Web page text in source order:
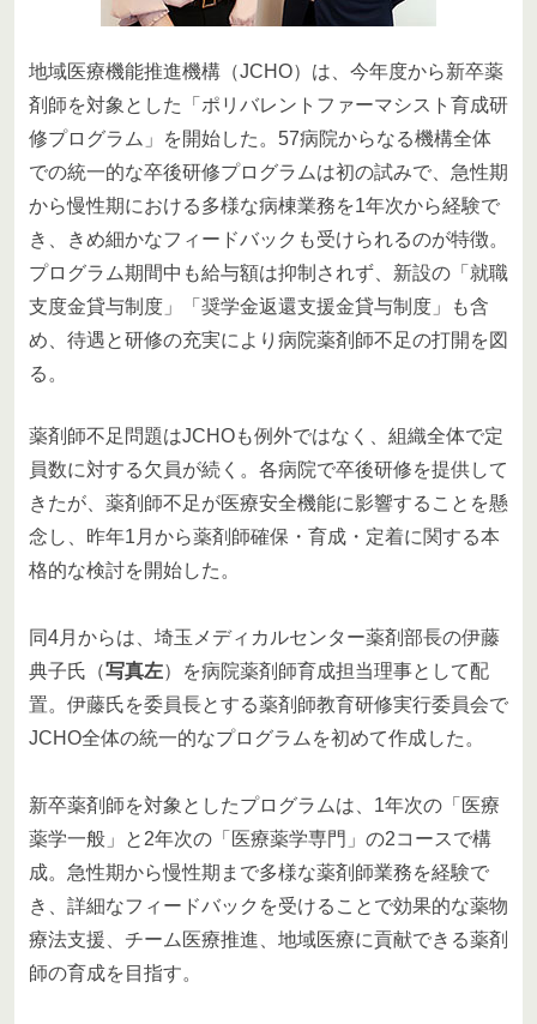
地域医療機能推進機構（JCHO）は、今年度から新卒薬
剤師を対象とした「ポリバレントファーマシスト育成研
修プログラム」を開始した。57病院からなる機構全体
での統一的な卒後研修プログラムは初の試みで、急性期
から慢性期における多様な病棟業務を1年次から経験で
き、きめ細かなフィードバックも受けられるのが特徴。
プログラム期間中も給与額は抑制されず、新設の「就職
支度金貸与制度」「奨学金返還支援金貸与制度」も含
め、待遇と研修の充実により病院薬剤師不足の打開を図
る。
薬剤師不足問題はJCHOも例外ではなく、組織全体で定
員数に対する欠員が続く。各病院で卒後研修を提供して
きたが、薬剤師不足が医療安全機能に影響することを懸
念し、昨年1月から薬剤師確保・育成・定着に関する本
格的な検討を開始した。
同4月からは、埼玉メディカルセンター薬剤部長の伊藤
典子氏（写真左）を病院薬剤師育成担当理事として配
置。伊藤氏を委員長とする薬剤師教育研修実行委員会で
JCHO全体の統一的なプログラムを初めて作成した。
新卒薬剤師を対象としたプログラムは、1年次の「医療
薬学一般」と2年次の「医療薬学専門」の2コースで構
成。急性期から慢性期まで多様な薬剤師業務を経験で
き、詳細なフィードバックを受けることで効果的な薬物
療法支援、チーム医療推進、地域医療に貢献できる薬剤
師の育成を目指す。